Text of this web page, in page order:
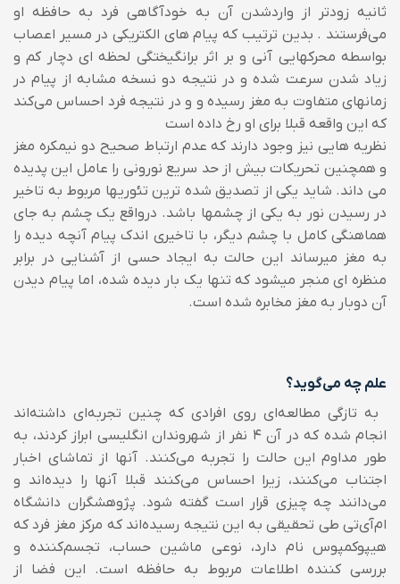
ثانیه زودتر از واردشدن آن به خودآگاهی فرد به حافظه او
می‌فرستند . بدین ترتیب که پیام های الکتریکی در مسیر اعصاب
بواسطه محرکهایی آنی و بر اثر برانگیختگی لحظه ای دچار کم و
زیاد شدن سرعت شده و در نتیجه دو نسخه مشابه از پیام در
زمانهای متفاوت به مغز رسیده و و در نتیجه فرد احساس می‌کند
که این واقعه قبلا برای او رخ داده است
نظریه هایی نیز وجود دارند که عدم ارتباط صحیح دو نیمکره مغز
و همچنین تحریکات بیش از حد سریع نورونی را عامل این پدیده
می داند. شاید یکی از تصدیق شده ترین تئوریها مربوط به تاخیر
در رسیدن نور به یکی از چشمها باشد. درواقع یک چشم به جای
هماهنگی کامل با چشم دیگر، با تاخیری اندک پیام آنچه دیده را
به مغز میرساند این حالت به ایجاد حسی از آشنایی در برابر
منظره ای منجر میشود که تنها یک بار دیده شده، اما پیام دیدن
آن دوبار به مغز مخابره شده است.
علم چه می‌گوید؟
به تازگی مطالعه‌ای روی افرادی كه چنین تجربه‌ای داشته‌اند
انجام شده كه در آن 4 نفر از شهروندان انگلیسی ابراز كردند، به
طور مداوم این حالت را تجربه می‌كنند. آنها از تماشای اخبار
اجتناب می‌كنند، زیرا احساس می‌كنند قبلا آنها را دیده‌اند و
می‌دانند چه چیزی قرار است گفته شود. پژوهشگران دانشگاه
ام‌آی‌تی طی تحقیقی به این نتیجه رسیده‌اند كه مركز مغز فرد كه
هیپوكمپوس نام دارد، نوعی ماشین حساب، تجسم‌كننده و
بررسی كننده اطلاعات مربوط به حافظه است. این فضا از